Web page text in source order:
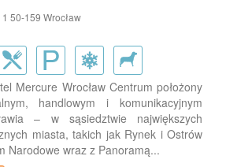
50-159 Wrocław
Mercure Wrocław Centrum położony
handlowym i komunikacyjnym
– w sąsiedztwie największych
miasta, takich jak Rynek i Ostrów
Narodowe wraz z Panoramą...